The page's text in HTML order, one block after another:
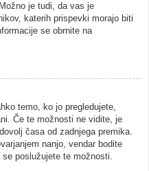
je tudi, da vas je
katerih prispevki morajo biti
se obrnite na
temo, ko jo pregledujete,
Če te možnosti ne vidite, je
časa od zadnjega premika.
nanjo, vendar bodite
poslužujete te možnosti.